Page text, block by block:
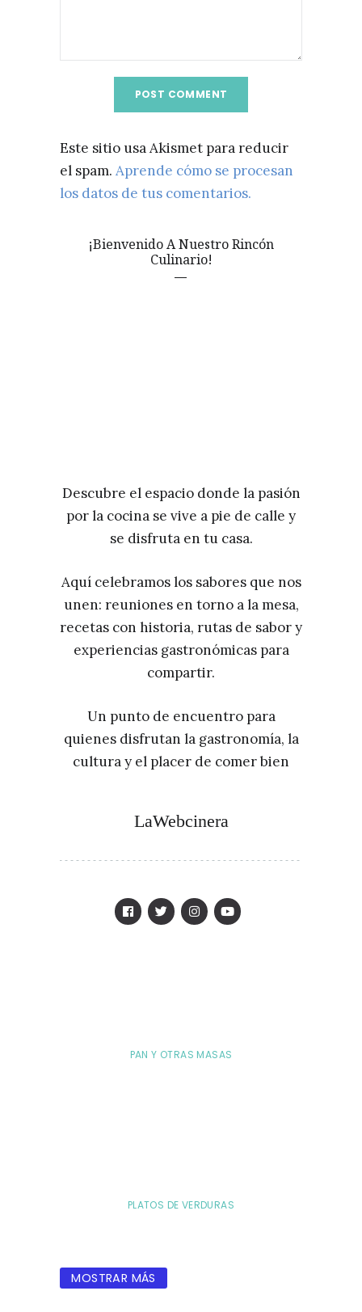
Este sitio usa Akismet para reducir
el spam. Aprende cómo se procesan
los datos de tus comentarios.
¡Bienvenido A Nuestro Rincón
Culinario!
Descubre el espacio donde la pasión
por la cocina se vive a pie de calle y
se disfruta en tu casa.
Aquí celebramos los sabores que nos
unen: reuniones en torno a la mesa,
recetas con historia, rutas de sabor y
experiencias gastronómicas para
compartir.
Un punto de encuentro para
quienes disfrutan la gastronomía, la
cultura y el placer de comer bien
LaWebcinera
PAN Y OTRAS MASAS
PLATOS DE VERDURAS
MOSTRAR MÁS